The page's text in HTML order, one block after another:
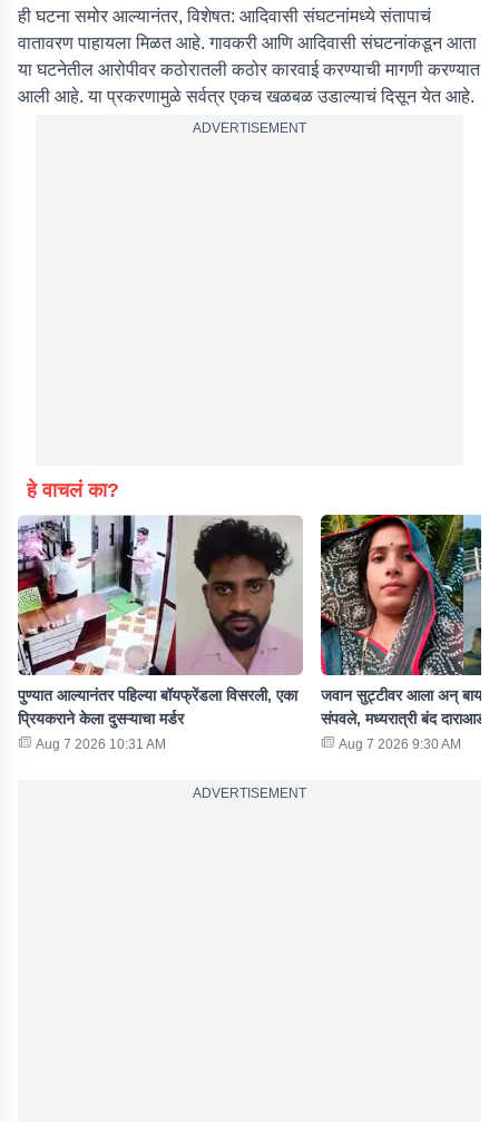
ही घटना समोर आल्यानंतर, विशेषत: आदिवासी संघटनांमध्ये संतापाचं
वातावरण पाहायला मिळत आहे. गावकरी आणि आदिवासी संघटनांकडून आता
या घटनेतील आरोपीवर कठोरातली कठोर कारवाई करण्याची मागणी करण्यात
आली आहे. या प्रकरणामुळे सर्वत्र एकच खळबळ उडाल्याचं दिसून येत आहे.
ADVERTISEMENT
हे वाचलं का?
पुण्यात आल्यानंतर पहिल्या बॉयफ्रेंडला विसरली, एका
प्रियकराने केला दुसऱ्याचा मर्डर
Aug 7 2026 10:31 AM
जवान सुट्टीवर आला अन्
संपवले, मध्यरात्री बंद दाराआड
Aug 7 2026 9:30 AM
ADVERTISEMENT